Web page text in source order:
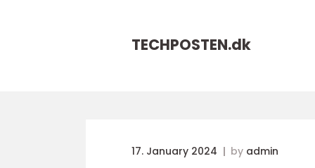
TECHPOSTEN.dk
17. January 2024 by admin